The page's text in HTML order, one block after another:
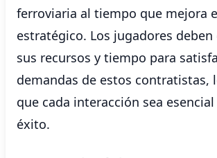
ferroviaria al tiempo que mejora
estratégico. Los jugadores
sus recursos y tiempo para
demandas de estos contratistas,
que cada interacción sea
éxito.